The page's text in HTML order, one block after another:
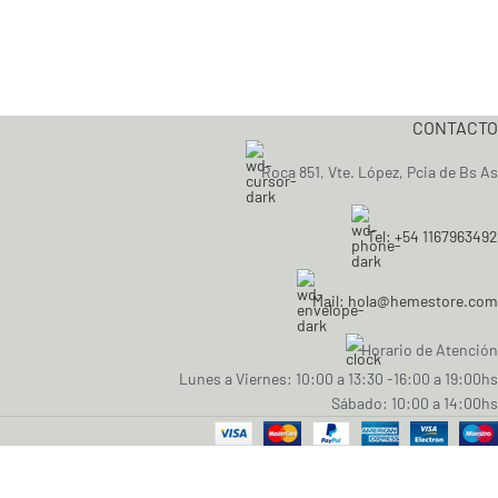
CONTACTO
Roca 851, Vte. López, Pcia de Bs As
Tel: +54 1167963492
Mail: hola@hemestore.com
Horario de Atención
Lunes a Viernes: 10:00 a 13:30 -16:00 a 19:00hs
Sábado: 10:00 a 14:00hs